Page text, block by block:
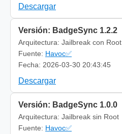
Descargar
Versión: BadgeSync 1.2.2
Arquitectura: Jailbreak con Root
Fuente: Havoc✅
Fecha: 2026-03-30 20:43:45
Descargar
Versión: BadgeSync 1.0.0
Arquitectura: Jailbreak sin Root
Fuente: Havoc✅